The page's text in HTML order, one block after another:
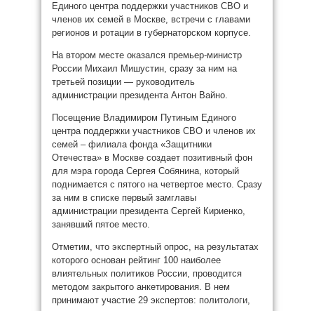
Единого центра поддержки участников СВО и
членов их семей в Москве, встречи с главами
регионов и ротации в губернаторском корпусе.
На втором месте оказался премьер-министр
России Михаил Мишустин, сразу за ним на
третьей позиции — руководитель
администрации президента Антон Вайно.
Посещение Владимиром Путиным Единого
центра поддержки участников СВО и членов их
семей – филиала фонда «Защитники
Отечества» в Москве создает позитивный фон
для мэра города Сергея Собянина, который
поднимается с пятого на четвертое место. Сразу
за ним в списке первый замглавы
администрации президента Сергей Кириенко,
занявший пятое место.
Отметим, что экспертный опрос, на результатах
которого основан рейтинг 100 наиболее
влиятельных политиков России, проводится
методом закрытого анкетирования. В нем
принимают участие 29 экспертов: политологи,